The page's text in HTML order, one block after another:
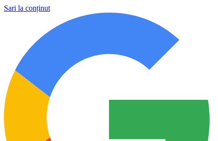
Sari la conținut